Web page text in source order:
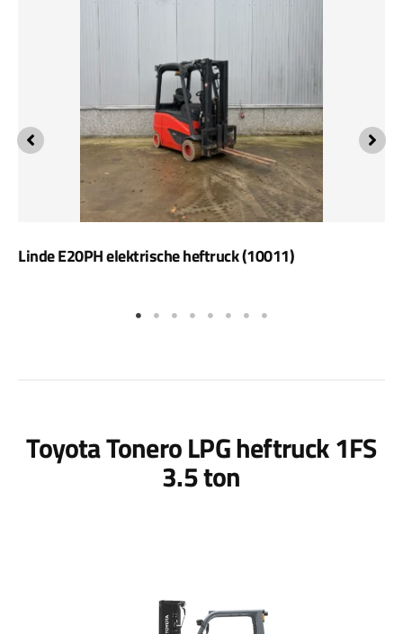
Linde E20PH elektrische heftruck (10011)
Toyota Tonero LPG heftruck 1FS
3.5 ton